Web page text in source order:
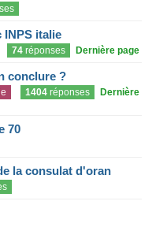
INPS italie
74 réponses Dernière page
conclure ?
1404 réponses
Dernière
70
la consulat d'oran